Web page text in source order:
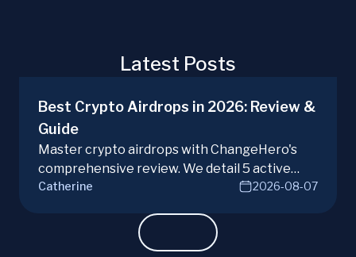
Latest Posts
Best Crypto Airdrops in 2026: Review &
Guide
Master crypto airdrops with ChangeHero's
comprehensive review. We detail 5 active
campaigns, risks, benefits, and a vital checklist
Catherine 2026-08-07